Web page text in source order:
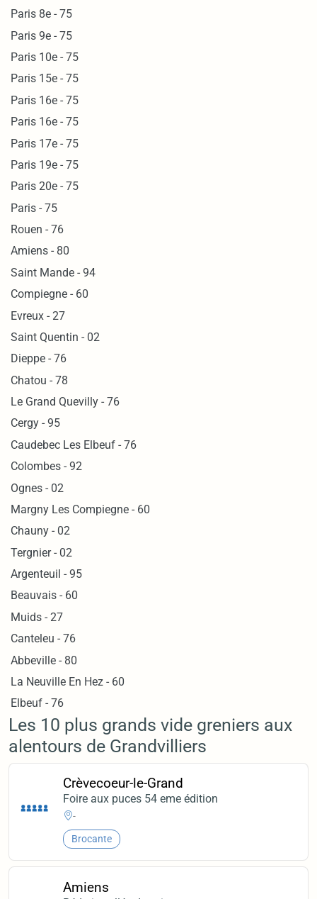
Paris 8e - 75
Paris 9e - 75
Paris 10e - 75
Paris 15e - 75
Paris 16e - 75
Paris 16e - 75
Paris 17e - 75
Paris 19e - 75
Paris 20e - 75
Paris - 75
Rouen - 76
Amiens - 80
Saint Mande - 94
Compiegne - 60
Evreux - 27
Saint Quentin - 02
Dieppe - 76
Chatou - 78
Le Grand Quevilly - 76
Cergy - 95
Caudebec Les Elbeuf - 76
Colombes - 92
Ognes - 02
Margny Les Compiegne - 60
Chauny - 02
Tergnier - 02
Argenteuil - 95
Beauvais - 60
Muids - 27
Canteleu - 76
Abbeville - 80
La Neuville En Hez - 60
Elbeuf - 76
Les 10 plus grands vide greniers aux
alentours de Grandvilliers
Crèvecoeur-le-Grand
Foire aux puces 54 eme édition
-
Brocante
Amiens